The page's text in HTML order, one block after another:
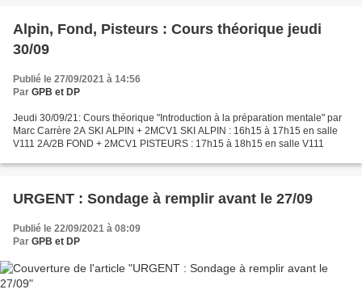
Alpin, Fond, Pisteurs : Cours théorique jeudi
30/09
Publié le 27/09/2021 à 14:56
Par GPB et DP
Jeudi 30/09/21: Cours théorique "Introduction à la préparation mentale" par
Marc Carrère 2A SKI ALPIN + 2MCV1 SKI ALPIN : 16h15 à 17h15 en salle
V111 2A/2B FOND + 2MCV1 PISTEURS : 17h15 à 18h15 en salle V111
URGENT : Sondage à remplir avant le 27/09
Publié le 22/09/2021 à 08:09
Par GPB et DP